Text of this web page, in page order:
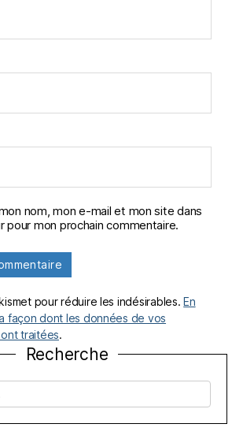
nom, mon e-mail et mon site dans
pour mon prochain commentaire.
pour réduire les indésirables.En
façon dont les données de vos
traitées.
Recherche